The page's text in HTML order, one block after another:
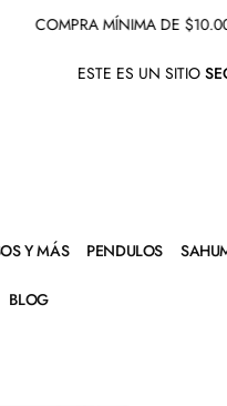
MÍNIMA DE $10.000
ESTE ES UN SITIO
Y MÁS PENDULOS
BLOG